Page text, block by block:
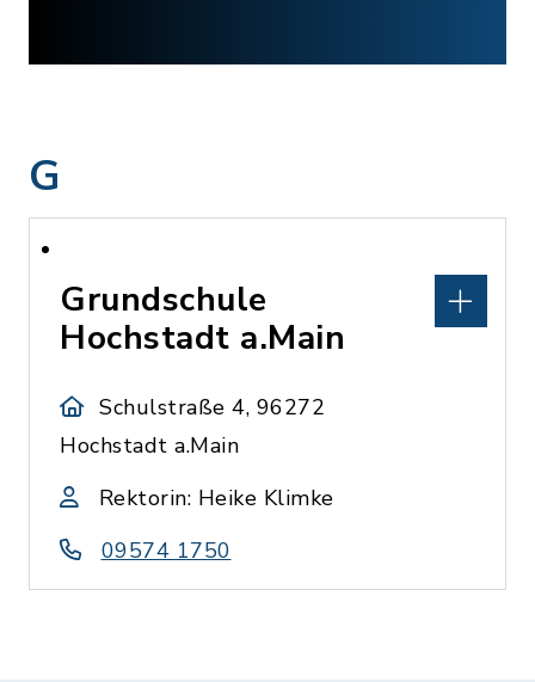
G
Grundschule
Hochstadt a.Main
Schulstraße 4, 96272
Hochstadt a.Main
Rektorin: Heike Klimke
09574 1750